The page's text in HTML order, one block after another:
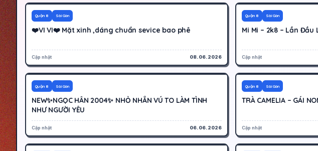
600K
Quận 8 Sài Gòn
❤️VI VI❤️ Mặt xinh ,dáng chuẩn sevice bao phê
Cập nhật 08.06.2026
800K
Quận 8 Sài Gòn
Mi Mi – 2k8 – Lần
Cập nhật
500K
Quận 8 Sài Gòn
NEW✨NGỌC HÂN 2004✨ NHỎ NHẮN VÚ TO LÀM TÌNH
NHƯ NGƯỜI YÊU
Cập nhật 06.06.2026
1200K
Quận 8 Sài Gòn
TRÀ CAMELIA – GÁI
Cập nhật